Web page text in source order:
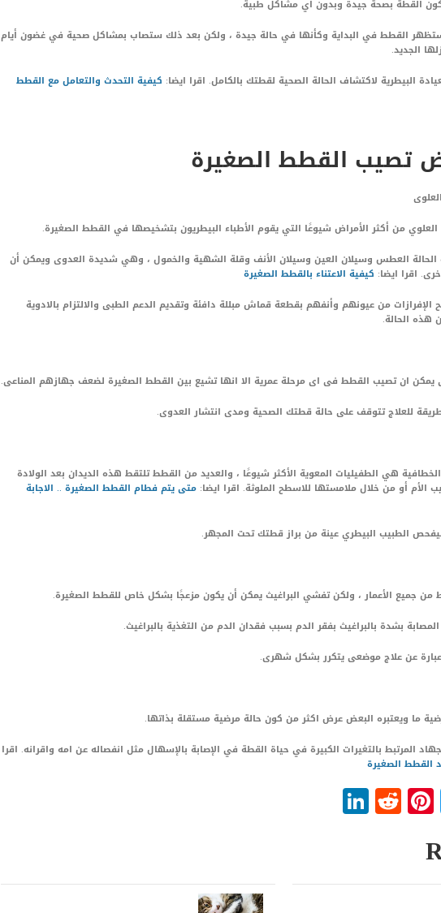
القطة بصحة جيدة وبدون أي مشاكل طبية.
القطط في البداية وكأنها في حالة جيدة ، ولكن بعد ذلك ستصاب بمشاكل صحية في غضون أيام
الجديد.
البيطرية لاكتشاف الحالة الصحية لقطتك بالكامل. اقرا ايضا: كيفية التحدث والتعامل مع القطط
العلوي من أكثر الأمراض شيوعًا التي يقوم الأطباء البيطريون بتشخيصها في القطط الصغيرة.
العطس وسيلان العين وسيلان الأنف وقلة الشهية والخمول ، وهي شديدة العدوى ويمكن أن
اقرا ايضا: كيفية الاعتناء بالقطط الصغيرة
من عيونهم وأنفهم بقطعة قماش مبللة دافئة وتقديم الدعم الطبى والالتزام بالادوية
هذه الحالة.
ان تصيب القطط فى اى مرحلة عمرية الا انها تشيع بين القطط الصغيرة لضعف جهازهم المناعى.
للعلاج تتوقف على حالة قطتك الصحية ومدى انتشار العدوى.
الخطافية هي الطفيليات المعوية الأكثر شيوعًا ، والعديد من القطط تلتقط هذه الديدان بعد الولادة
الأم أو من خلال ملامستها للاسطح الملوثة. اقرا ايضا: متى يتم فطام القطط الصغيرة .. الاجابة
الطبيب البيطري عينة من براز قطتك تحت المجهر.
من جميع الأعمار ، ولكن تفشي البراغيث يمكن أن يكون مزعجًا بشكل خاص للقطط الصغيرة.
بشدة بالبراغيث بفقر الدم بسبب فقدان الدم من التغذية بالبراغيث.
عبارة عن علاج موضعى يتكرر بشكل شهرى.
ما ويعتبره البعض عرض اكثر من كون حالة مرضية مستقلة بذاتها.
المرتبط بالتغيرات الكبيرة في حياة القطة في الإصابة بالإسهال مثل انفصاله عن امه واقرانه. اقرا
Twitter
Pinterest
Reddit